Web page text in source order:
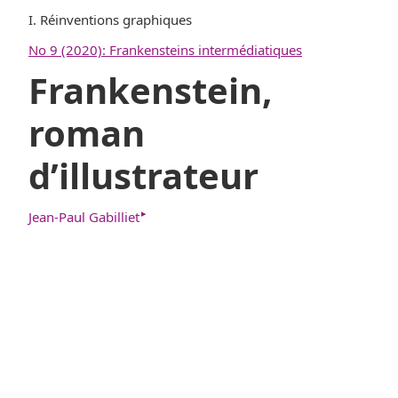
I. Réinventions graphiques
No 9 (2020): Frankensteins intermédiatiques
Frankenstein,
roman
d’illustrateur
Jean-Paul Gabilliet▸